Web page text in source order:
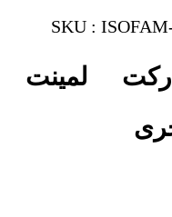
SKU :
لمینت